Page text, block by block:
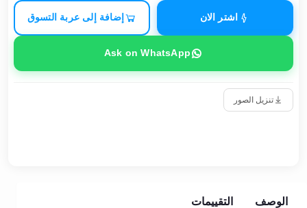
اشتر الان إضافة إلى عربة التسوق
Ask on WhatsApp
تنزيل الصور
الوصف التقييمات